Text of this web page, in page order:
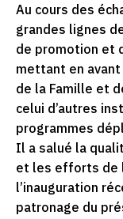
Au cours des
grandes lignes
de promotion et
mettant en
de la Famille et
celui d’autres
programmes
Il a salué la
et les efforts de
l’inauguration
patronage du